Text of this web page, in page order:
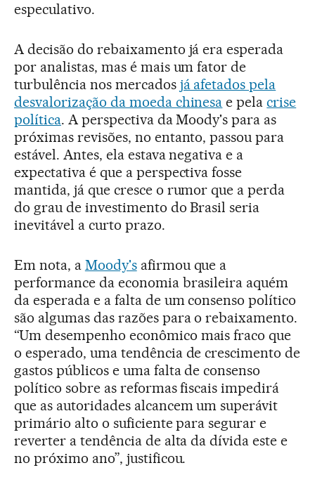
especulativo.
A decisão do rebaixamento já era esperada
por analistas, mas é mais um fator de
turbulência nos mercados já afetados pela
desvalorização da moeda chinesa e pelacrise
política. A perspectiva da Moody's para as
próximas revisões, no entanto, passou para
estável. Antes, ela estava negativa e a
expectativa é que a perspectiva fosse
mantida, já que cresce o rumor que a perda
do grau de investimento do Brasil seria
inevitável a curto prazo.
Em nota, a Moody'safirmou que a
performance da economia brasileira aquém
da esperada e a falta de um consenso político
são algumas das razões para o rebaixamento.
“Um desempenho econômico mais fraco que
o esperado, uma tendência de crescimento de
gastos públicos e uma falta de consenso
político sobre as reformas fiscais impedirá
que as autoridades alcancem um superávit
primário alto o suficiente para segurar e
reverter a tendência de alta da dívida este e
no próximo ano”, justificou.